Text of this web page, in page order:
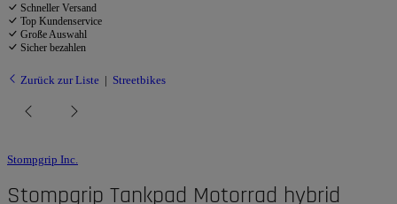
Schneller Versand
Top Kundenservice
Große Auswahl
Sicher bezahlen
Zurück zur Liste Streetbikes
Stompgrip Inc.
Stompgrip Tankpad Motorrad hybrid